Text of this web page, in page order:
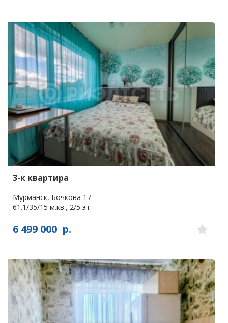
3-к квартира
Мурманск, Бочкова 17
61.1/35/15 м.кв., 2/5 эт.
6 499 000 р.